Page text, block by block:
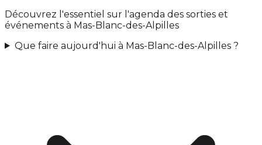
Découvrez l'essentiel sur l'agenda des sorties et
événements à Mas-Blanc-des-Alpilles
Que faire aujourd'hui à Mas-Blanc-des-Alpilles ?